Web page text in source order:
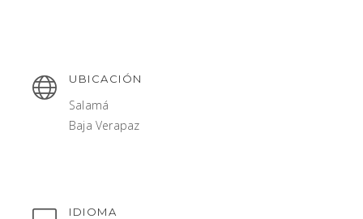
UBICACIÓN
Salamá
Baja Verapaz
IDIOMA